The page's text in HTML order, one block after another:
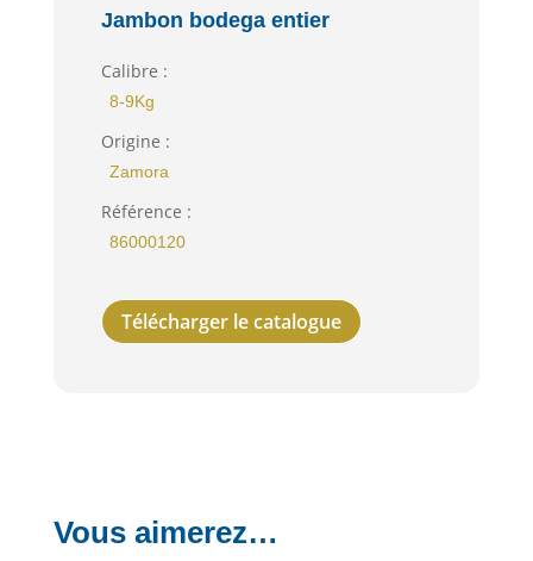
Jambon bodega entier
Calibre :
8-9Kg
Origine :
Zamora
Référence :
86000120
Télécharger le catalogue
Vous aimerez…